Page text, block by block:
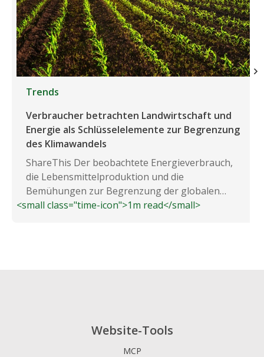
Trends
Verbraucher betrachten Landwirtschaft und
Energie als Schlüsselelemente zur Begrenzung
des Klimawandels
ShareThis Der beobachtete Energieverbrauch,
die Lebensmittelproduktion und die
Bemühungen zur Begrenzung der globalen
Erwärmung stehen im Vordergrund...
<small class="time-icon">1m read</small>
Website-Tools
MCP